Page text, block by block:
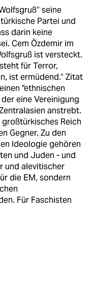
seine
Partei und
darin keine
Cem Özdemir im
ist versteckt.
für Terror,
ist ermüdend.“ Zitat
"ethnischen
eine Vereinigung
anstrebt.
Reich
Gegner. Zu den
Ideologie gehören
und Juden - und
und alevitischer
die EM, sondern
Für Faschisten